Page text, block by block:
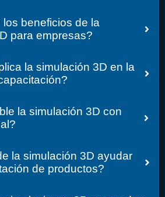
beneficios de la
para empresas?
la simulación 3D en la
la simulación 3D con
la simulación 3D ayudar
de productos?